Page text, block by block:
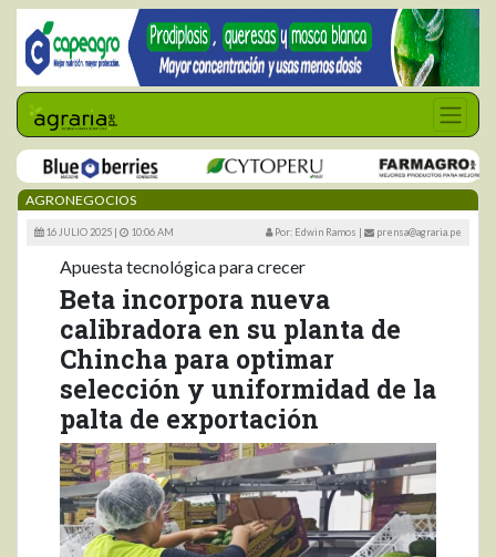
AGRONEGOCIOS
16 JULIO 2025 | 10:06 AM Por: Edwin Ramos | prensa@agraria.pe
Apuesta tecnológica para crecer
Beta incorpora nueva
calibradora en su planta de
Chincha para optimar
selección y uniformidad de la
palta de exportación